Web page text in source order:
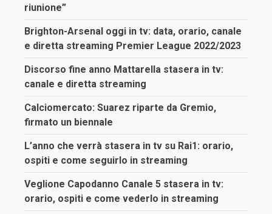
riunione”
Brighton-Arsenal oggi in tv: data, orario, canale
e diretta streaming Premier League 2022/2023
Discorso fine anno Mattarella stasera in tv:
canale e diretta streaming
Calciomercato: Suarez riparte da Gremio,
firmato un biennale
L’anno che verrà stasera in tv su Rai1: orario,
ospiti e come seguirlo in streaming
Veglione Capodanno Canale 5 stasera in tv:
orario, ospiti e come vederlo in streaming